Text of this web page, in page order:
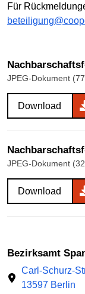
Für
JPEG-Dokument
Download
JPEG-Dokument
Download
Bezirksamt
Carl-Schurz-
13597 Berlin